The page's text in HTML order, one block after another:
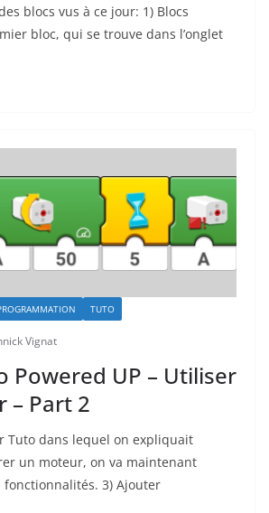
blocs vus à ce jour: 1) Blocs
bloc, qui se trouve dans l’onglet
TUTO
Vignat
Powered UP – Utiliser
– Part 2
Tuto dans lequel on expliquait
un moteur, on va maintenant
3) Ajouter